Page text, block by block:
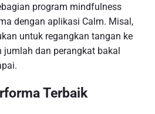
program mindfulness
dengan aplikasi Calm. Misal,
untuk regangkan tangan ke
dan perangkat bakal
Terbaik